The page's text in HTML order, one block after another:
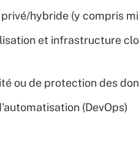
hybride (y compris
et infrastructure
ou de protection des
(DevOps)